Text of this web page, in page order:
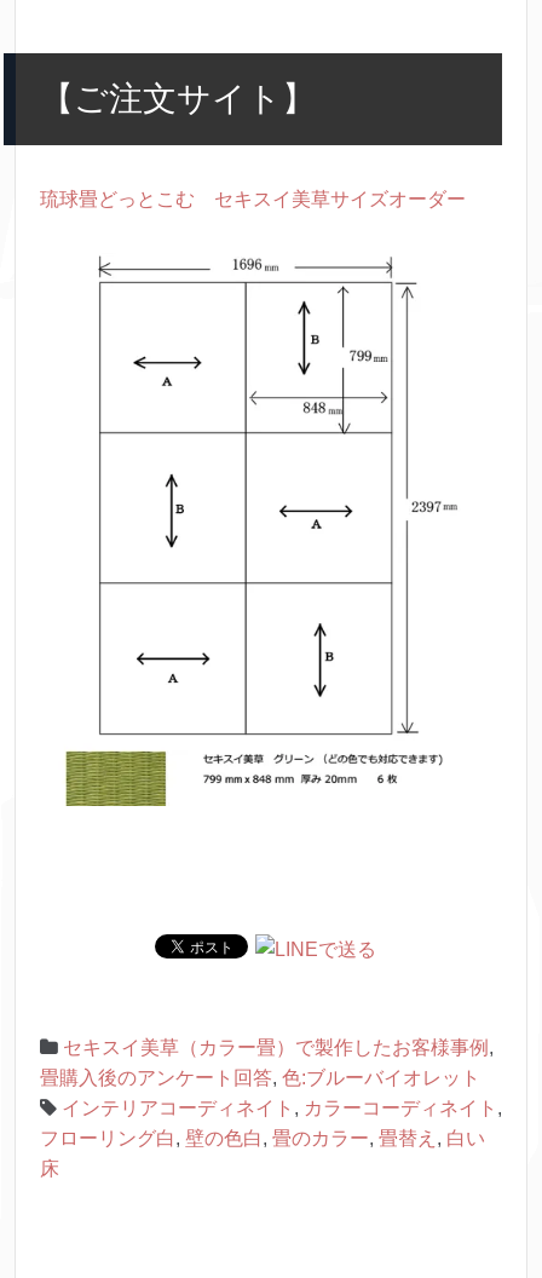
【ご注文サイト】
琉球畳どっとこむ セキスイ美草サイズオーダー
セキスイ美草（カラー畳）で製作したお客様事例 ,
畳購入後のアンケート回答, 色:ブルーバイオレット
インテリアコーディネイト , カラーコーディネイト ,
フローリング白, 壁の色白, 畳のカラー, 畳替え , 白い
床